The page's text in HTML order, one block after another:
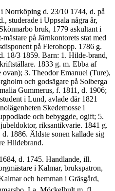
Norrköping d. 23/10 1744, d. på
studerade i Uppsala några år,
bruk, 1779 askultant i
på Järnkontorets stat med
på Flerohopp. 1786 g.
18/3 1859. Barn: 1. Hilde-brand,
1833 g. m. Ebba af
3. Theodor Emanuel (Ture),
och godsägare på Solberga
Gummerus, f. 1811, d. 1906;
i Lund, avlade där 1821
Skedemosse i
och bebyggde, ogift; 5.
riksantikvarie. 1841 g.
1886. Äldste sonen kallade sig
Hildebrand.
d. 1745. Handlande, ill.
i Kalmar, brukspatron,
och hemman i Gräsgård,